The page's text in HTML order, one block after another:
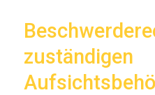
zuständigen